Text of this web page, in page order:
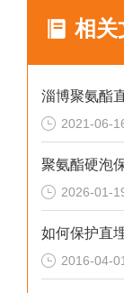
相关
淄博聚氨酯
2021-06-
2026-01-
如何保护直
2016-04-01